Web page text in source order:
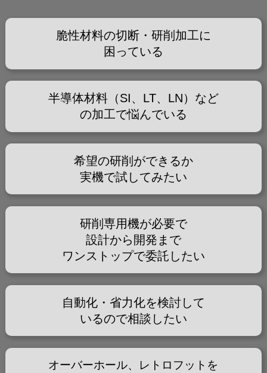
脆性材料の切断・研削加工に
困っている
半導体材料（SI、LT、LN）など
の加工で悩んでいる
希望の研削ができるか
実機で試してみたい
研削専用機が必要で
設計から開発まで
ワンストップで委託したい
自動化・省力化を検討して
いるので相談したい
オーバーホール、レトロフットを